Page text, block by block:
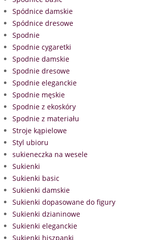
Spódnice damskie
Spódnice dresowe
Spodnie
Spodnie cygaretki
Spodnie damskie
Spodnie dresowe
Spodnie eleganckie
Spodnie męskie
Spodnie z ekoskóry
Spodnie z materiału
Stroje kąpielowe
Styl ubioru
sukieneczka na wesele
Sukienki
Sukienki basic
Sukienki damskie
Sukienki dopasowane do figury
Sukienki dzianinowe
Sukienki eleganckie
Sukienki hiszpanki